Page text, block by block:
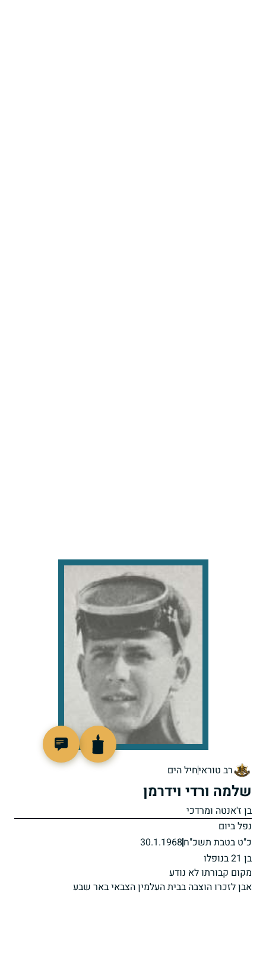
רב טוראיחיל הים
שלמה ורדי וידרמן
בן ז'אנטה ומרדכי
נפל ביום
כ"ט בטבת תשכ"ח30.1.1968
בן 21 בנופלו
מקום קבורתו לא נודע
אבן לזכרו הוצבה בבית העלמין הצבאי באר שבע